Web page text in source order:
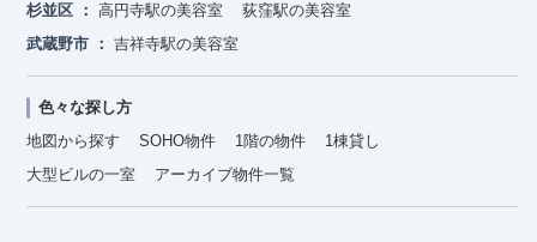
杉並区
高円寺駅の美容室
荻窪駅の美容室
武蔵野市
吉祥寺駅の美容室
色々な探し方
地図から探す
SOHO物件 1階の物件
1棟貸し
大型ビルの一室
アーカイブ物件一覧